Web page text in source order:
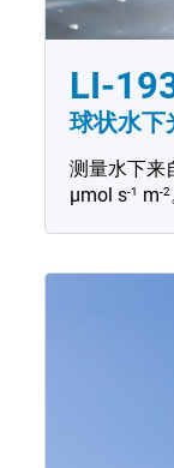
LI-
球状水下
测量水下来
µmols-1 m-2